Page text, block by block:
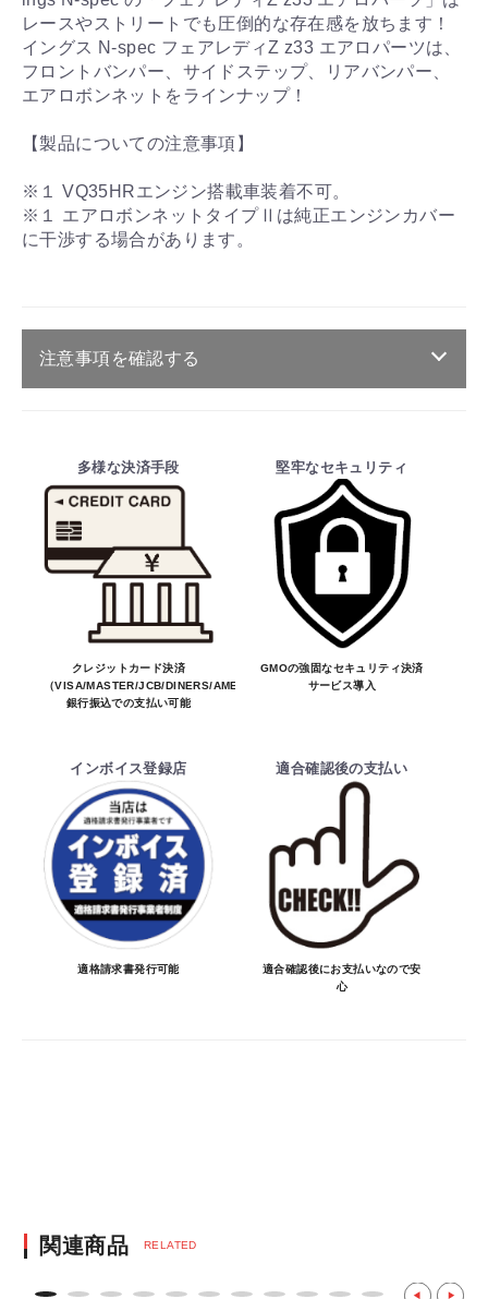
お買物を続ける カートへ進む
レースやストリートでも圧倒的な存在感を放ちます！
イングス N-spec フェアレディZ z33 エアロパーツは、
フロントバンパー、サイドステップ、リアバンパー、
エアロボンネットをラインナップ！
【製品についての注意事項】
※１ VQ35HRエンジン搭載車装着不可。
※１ エアロボンネットタイプⅡは純正エンジンカバー
に干渉する場合があります。
注意事項を確認する
・ご注文受付後、メーカーに適合確認を行
い、商品の価格・送料及び納期の正式なご連
絡をしてからの決済となっております。
そのため、ご注文後に適合確認を行い、適
合しない場合はキャンセル可能です。
※商品はメーカー品のため予告無く価格が
変わる場合があります。
※商品は予告無く生産及び販売不可となる
場合があります。
でお受けしておりません。
納期を知りたい場合は、一旦ご注文のお手
続きをお願い致します。
決済について
・ご注文後にメーカー確認を行い、商品が愛
車に合うことを確認してから決済となりま
決済後の正式注文後のキャンセルや変更につい
て
多様な決済手段
クレジットカード決済
（VISA/MASTER/JCB/DINERS/AMEX）、
銀行振込での支払い可能
堅牢なセキュリティ
GMOの強固なセキュリティ決済
サービス導入
インボイス登録店
適格請求書発行可能
適合確認後の支払い
適合確認後にお支払いなので安
心
関連商品 RELATED